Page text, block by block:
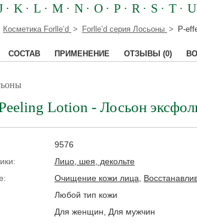
K L M N O P R S T U
Косметика Forlle’d Forlle’d серия Лосьоны P-
СОСТАВ ПРИМЕНЕНИЕ ОТЗЫВЫ (0)
Lotion - Лосьон
9576
Лицо, шея, декольте
Очищение кожи лица
Любой тип кожи
Для женщин, Для мужчин